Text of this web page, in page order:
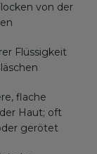
von der
Flüssigkeit
flache
Haut; oft
gerötet